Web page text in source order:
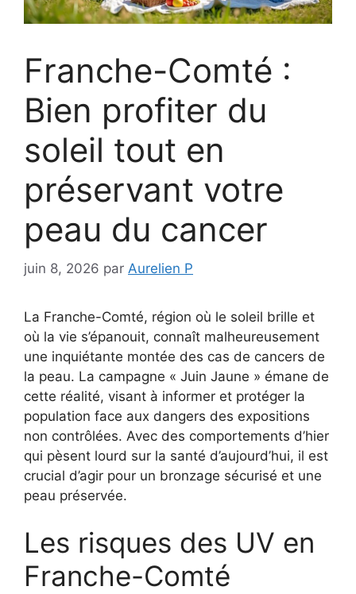
Franche-Comté :
Bien profiter du
soleil tout en
préservant votre
peau du cancer
juin 8, 2026 par Aurelien P
La Franche-Comté, région où le soleil brille et
où la vie s’épanouit, connaît malheureusement
une inquiétante montée des cas de cancers de
la peau. La campagne « Juin Jaune » émane de
cette réalité, visant à informer et protéger la
population face aux dangers des expositions
non contrôlées. Avec des comportements d’hier
qui pèsent lourd sur la santé d’aujourd’hui, il est
crucial d’agir pour un bronzage sécurisé et une
peau préservée.
Les risques des UV en
Franche-Comté